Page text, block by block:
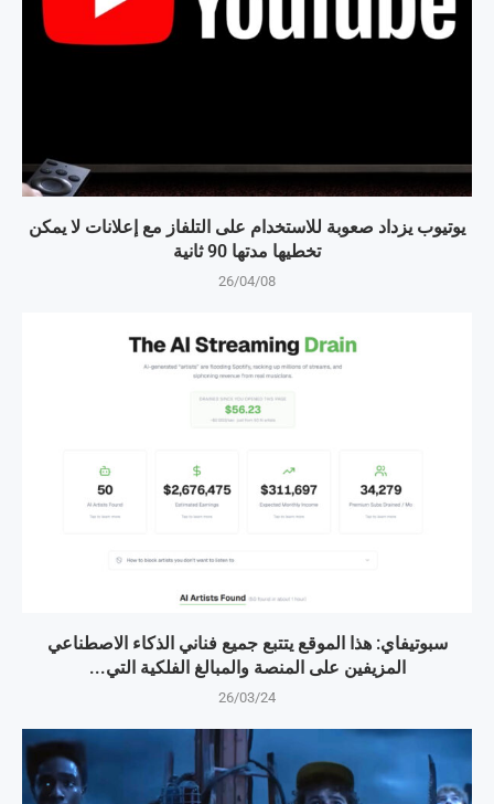
يوتيوب يزداد صعوبة للاستخدام على التلفاز مع إعلانات لا يمكن
تخطيها مدتها 90 ثانية
26/04/08
سبوتيفاي: هذا الموقع يتتبع جميع فناني الذكاء الاصطناعي
المزيفين على المنصة والمبالغ الفلكية التي...
26/03/24